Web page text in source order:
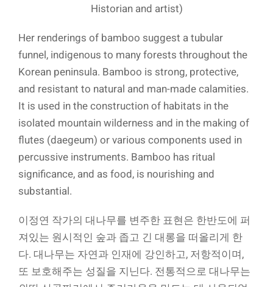
Historian and artist)
Her renderings of bamboo suggest a tubular
funnel, indigenous to many forests throughout the
Korean peninsula. Bamboo is strong, protective,
and resistant to natural and man-made calamities.
It is used in the construction of habitats in the
isolated mountain wilderness and in the making of
flutes (daegeum) or various components used in
percussive instruments. Bamboo has ritual
significance, and as food, is nourishing and
substantial.
이정연 작가의 대나무를 변주한 표현은 한반도에 퍼
져있는 원시적인 숲과 좁고 긴 대롱을 떠올리게 한
다. 대나무는 자연과 인재에 강인하고, 저항적이며,
또 보호해주는 성질을 지닌다. 전통적으로 대나무는